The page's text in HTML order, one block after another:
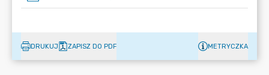
DRUKUJ ZAPISZ DO PDF METRYCZKA